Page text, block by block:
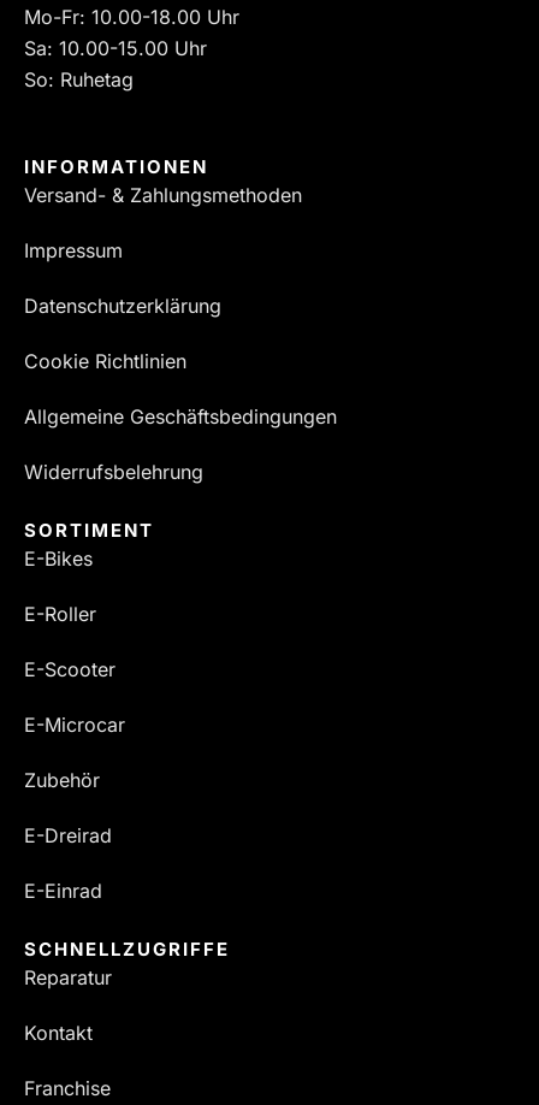
Mo-Fr: 10.00-18.00 Uhr
Sa: 10.00-15.00 Uhr
So: Ruhetag
INFORMATIONEN
Versand- & Zahlungsmethoden
Impressum
Datenschutzerklärung
Cookie Richtlinien
Allgemeine Geschäftsbedingungen
Widerrufsbelehrung
SORTIMENT
E-Bikes
E-Roller
E-Scooter
E-Microcar
Zubehör
E-Dreirad
E-Einrad
SCHNELLZUGRIFFE
Reparatur
Kontakt
Franchise